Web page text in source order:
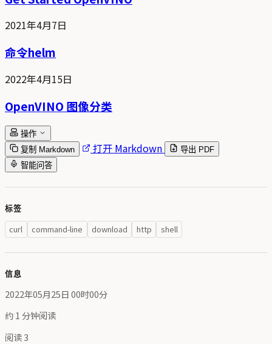
2021年4月7日
命令helm
2022年4月15日
OpenVINO 图像分类
操作
复制 Markdown
打开 Markdown
导出 PDF
智能问答
标签
curl command-line download http shell
信息
2022年05月25日 00时00分
约 1 分钟阅读
阅读3